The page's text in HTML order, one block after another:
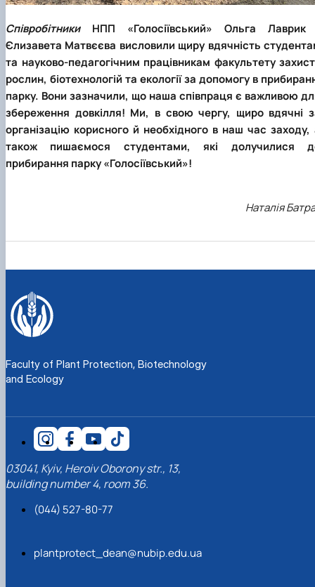
СпівробітникиНПП «Голосіївський» Ольга Лаврик
Єлизавета Матвєєва висловили щиру вдячність
та науково-педагогічним працівникам факультету
рослин, біотехнологій та екології за допомогу в
парку. Вони зазначили, що наша співпраця є важливою
збереження довкілля! Ми, в свою чергу, щиро вдячні
організацію корисного й необхідного в наш час заходу,
також пишаємося студентами, які долучилися
прибирання парку «Голосіївський»!
Наталія
Faculty of Plant Protection, Biotechnology
and Ecology
03041, Kyiv, Heroiv Oborony str., 13,
building number 4, room 36.
(044) 527-80-77
plantprotect_dean@nubip.edu.ua